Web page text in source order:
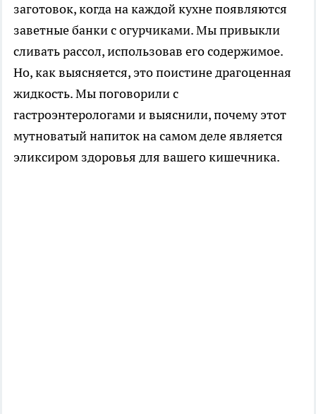
заготовок, когда на каждой кухне появляются
заветные банки с огурчиками. Мы привыкли
сливать рассол, использовав его содержимое.
Но, как выясняется, это поистине драгоценная
жидкость. Мы поговорили с
гастроэнтерологами и выяснили, почему этот
мутноватый напиток на самом деле является
эликсиром здоровья для вашего кишечника.